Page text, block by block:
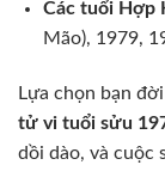
Các tuổi Hợp
Mão), 1979,
Lựa chọn bạn
tử vi tuổi sửu
dồi dào, và cuộc